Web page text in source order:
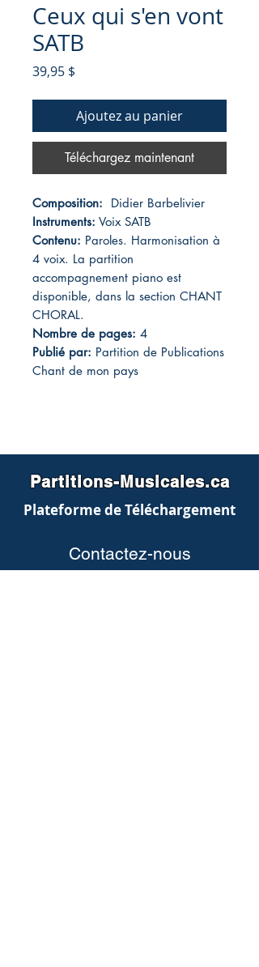
Ceux qui s'en vont
SATB
39,95 $
Ajoutez au panier
Téléchargez maintenant
Composition: Didier Barbelivier
Instruments: Voix SATB
Contenu: Paroles. Harmonisation à
4 voix. La partition
accompagnement piano est
disponible, dans la section CHANT
CHORAL.
Nombre de pages: 4
Publié par: Partition de Publications
Chant de mon pays
Partitions-Musicales.ca
Plateforme de Téléchargement
Contactez-nous